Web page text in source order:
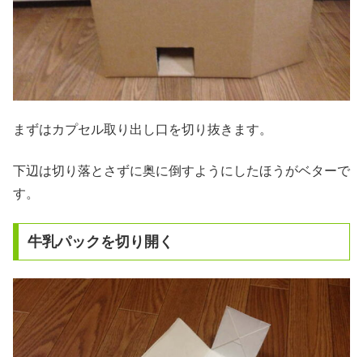
まずはカプセル取り出し口を切り抜きます。
下辺は切り落とさずに奥に倒すようにしたほうがベターで
す。
牛乳パックを切り開く